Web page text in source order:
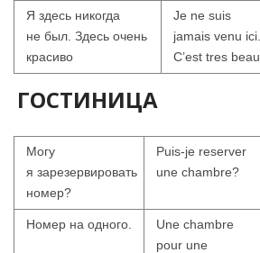
Я здесь никогда
не был. Здесь очень
красиво
Je ne suis
jamais venu ici.
C’est tres beau
ГОСТИНИЦА
Могу
я зарезервировать
номер?
Puis-je reserver
une chambre?
Номер на одного.
Une chambre
pour une